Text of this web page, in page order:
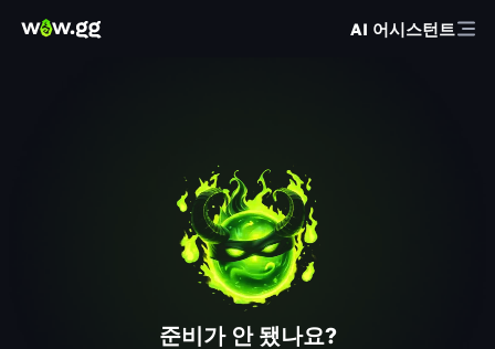
AI 어시스턴트
준비가 안 됐나요?